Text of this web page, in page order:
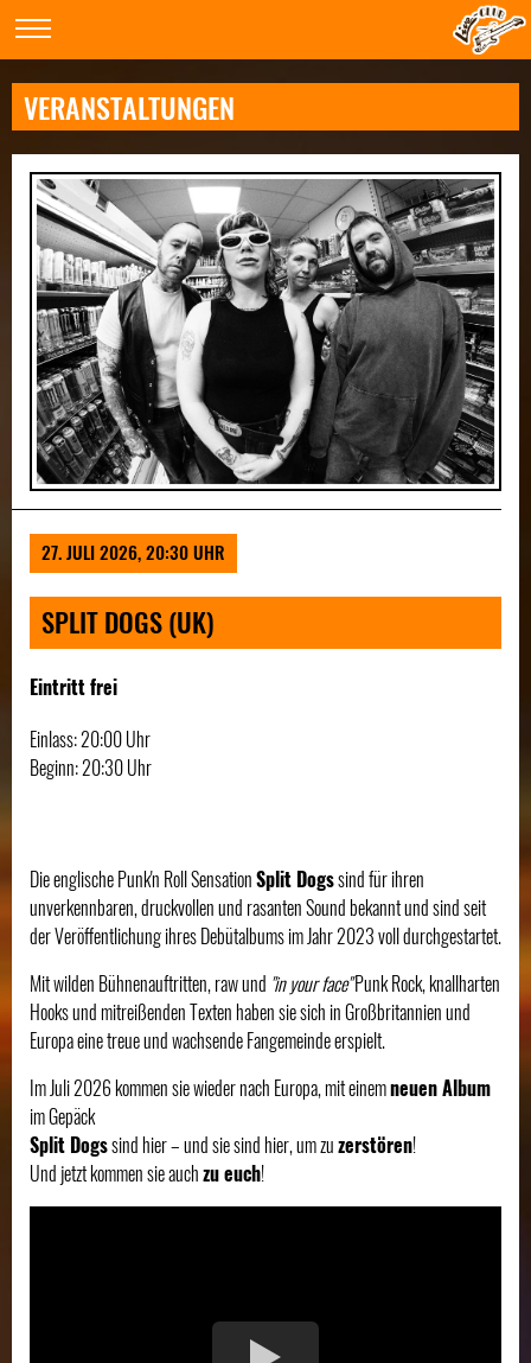
VERANSTALTUNGEN
27. JULI 2026, 20:30 UHR
SPLIT DOGS (UK)
Eintritt frei
Einlass: 20:00 Uhr
Beginn: 20:30 Uhr
Die englische Punk'n Roll SensationSplit Dogssind für ihren
unverkennbaren, druckvollen und rasanten Sound bekannt und sind seit
der Veröffentlichung ihres Debütalbums im Jahr 2023 voll durchgestartet.
Mit wilden Bühnenauftritten, raw und "in your face"Punk Rock, knallharten
Hooks und mitreißenden Texten haben sie sich in Großbritannien und
Europa eine treue und wachsende Fangemeinde erspielt.
Im Juli 2026 kommen sie wieder nach Europa, mit einemneuen Album
im Gepäck
Split Dogssind hier – und sie sind hier, um zuzerstören!
Und jetzt kommen sie auchzu euch!